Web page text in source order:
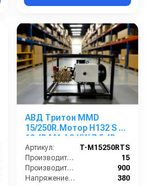
АВД Тритон MMD
15/250R.Мотор H132 S HP
10 4P MA AC KW 7.5 4P.
VRT3 310 бар
Артикул:
T-M15250RTS
Производительность (л/мин):
15
Производительность (л/ч):
900
Напряжение (В):
380